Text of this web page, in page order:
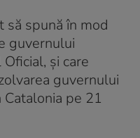
să spună în mod
guvernului
și care
guvernului
pe 21